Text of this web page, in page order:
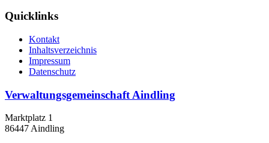
Quicklinks
Kontakt
Inhaltsverzeichnis
Impressum
Datenschutz
Verwaltungsgemeinschaft Aindling
Marktplatz 1
86447 Aindling